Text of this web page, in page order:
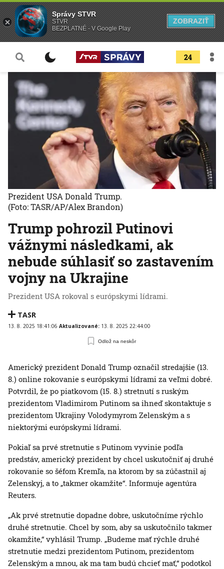
24
Trump pohrozil Putinovi
vážnymi následkami, ak
nebude súhlasiť so zastavením
vojny na Ukrajine
Prezident USA rokoval s európskymi lídrami.
TASR
13. 8. 2025 18:41:06 Aktualizované: 13. 8. 2025 22:44:00
Odlož na neskôr
Prezident USA Donald Trump.
(Foto: TASR/AP/Alex Brandon)
Americký prezident Donald Trump označil stredajšie (13.
8.) online rokovanie s európskymi lídrami za veľmi dobré.
Potvrdil, že po piatkovom (15. 8.) stretnutí s ruským
prezidentom Vladimirom Putinom sa ihneď skontaktuje s
prezidentom Ukrajiny Volodymyrom Zelenským a s
niektorými európskymi lídrami.
Pokiaľ sa prvé stretnutie s Putinom vyvinie podľa
predstáv, americký prezident by chcel uskutočniť aj druhé
rokovanie so šéfom Kremľa, na ktorom by sa zúčastnil aj
Zelenskyj, a to „takmer okamžite“. Informuje agentúra
Reuters.
„Ak prvé stretnutie dopadne dobre, uskutočníme rýchlo
druhé stretnutie. Chcel by som, aby sa uskutočnilo takmer
okamžite,“ vyhlásil Trump. „Budeme mať rýchle druhé
stretnutie medzi prezidentom Putinom, prezidentom
Zelenským a mnou, ak ma tam budú chcieť mať,“ podotkol
Správy STVR
STVR
BEZPLATNÉ - V Google Play
ZOBRAZIŤ